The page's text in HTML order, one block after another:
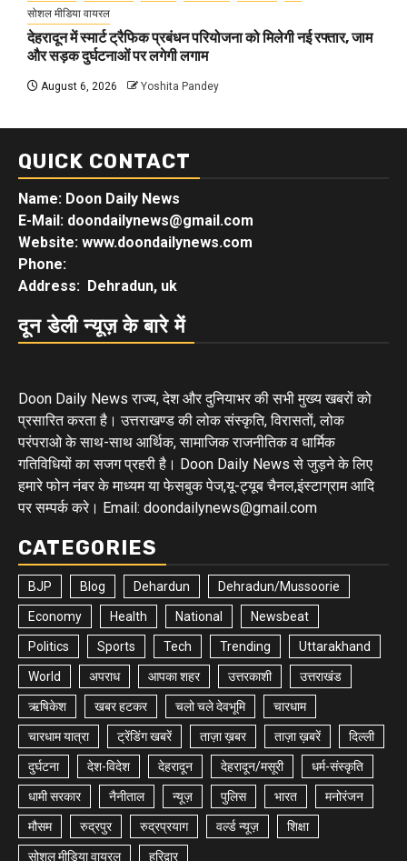
सोशल मीडिया वायरल
देहरादून में स्मार्ट ट्रैफिक प्रबंधन परियोजना को मिलेगी नई रफ्तार, जाम
और सड़क दुर्घटनाओं पर लगेगी लगाम
August 6, 2026 Yoshita Pandey
QUICK CONTACT
Name: Doon Daily News
E-Mail: doondailynews@gmail.com
Website: www.doondailynews.com
Phone:
Address: Dehradun, uk
दून डेली न्यूज़ के बारे में
Doon Daily News राज्य, देश और दुनियाभर की सभी मुख्य खबरों को
प्रसारित करता है। उत्तराखण्ड की लोक संस्कृति, विरासतों, लोक
परंपराओ के साथ-साथ आर्थिक, सामाजिक राजनीतिक व धार्मिक
गतिविधियों का सजग प्रहरी है। Doon Daily News से जुड़ने के लिए
हमारे फोन नंबर के माध्यम या फेसबुक पेज,यू-ट्यूब चैनल,इंस्टाग्राम आदि
पर सम्पर्क करे। Email: doondailynews@gmail.com
CATEGORIES
BJP Blog Dehardun Dehradun/Mussoorie
Economy Health National Newsbeat
Politics Sports Tech Trending Uttarakhand
World अपराध आपका शहर उत्तरकाशी उत्तराखंड
ऋषिकेश खबर हटकर चलो चले देवभूमि चारधाम
चारधाम यात्रा ट्रेंडिंग खबरें ताज़ा ख़बर ताज़ा ख़बरें दिल्ली
दुर्घटना देश-विदेश देहरादून देहरादून/मसूरी धर्म-संस्कृति
धामी सरकार नैनीताल न्यूज़ पुलिस भारत मनोरंजन
मौसम रुद्रपुर रुद्रप्रयाग वर्ल्ड न्यूज़ शिक्षा
सोशल मीडिया वायरल हरिद्वार